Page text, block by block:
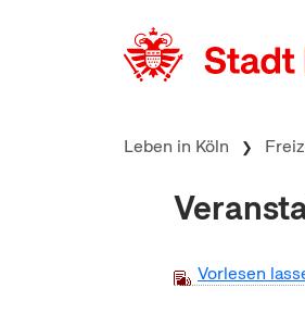
Leben in Köln
Vorlesen